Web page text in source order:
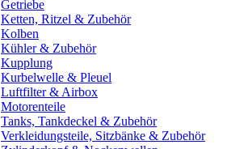
Getriebe
Ketten, Ritzel & Zubehör
Kolben
Kühler & Zubehör
Kupplung
Kurbelwelle & Pleuel
Luftfilter & Airbox
Motorenteile
Tanks, Tankdeckel & Zubehör
Verkleidungsteile, Sitzbänke & Zubehör